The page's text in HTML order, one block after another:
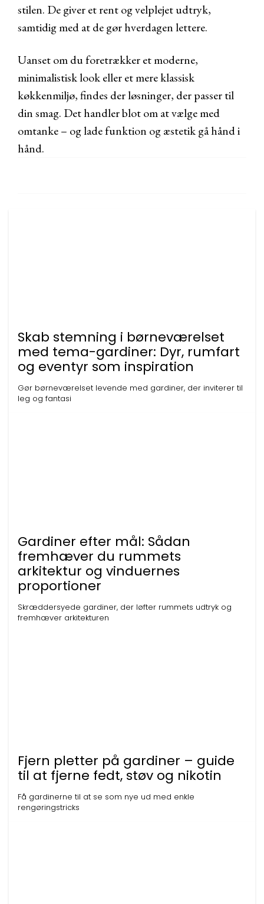
stilen. De giver et rent og velplejet udtryk,
samtidig med at de gør hverdagen lettere.
Uanset om du foretrækker et moderne,
minimalistisk look eller et mere klassisk
køkkenmiljø, findes der løsninger, der passer til
din smag. Det handler blot om at vælge med
omtanke – og lade funktion og æstetik gå hånd i
hånd.
Skab stemning i børneværelset
med tema-gardiner: Dyr, rumfart
og eventyr som inspiration
Gør børneværelset levende med gardiner, der inviterer til
leg og fantasi
Gardiner efter mål: Sådan
fremhæver du rummets
arkitektur og vinduernes
proportioner
Skræddersyede gardiner, der løfter rummets udtryk og
fremhæver arkitekturen
Fjern pletter på gardiner – guide
til at fjerne fedt, støv og nikotin
Få gardinerne til at se som nye ud med enkle
rengøringstricks